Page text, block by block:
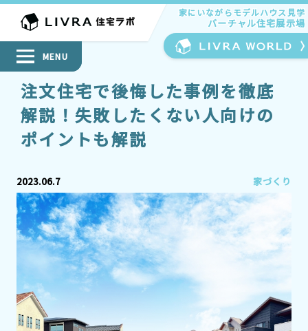
MENU
家にいながらモデルハウス見学
家にいながらモデルハウス見学
バーチャル住宅展示場
バーチャル住宅展示場
注文住宅で後悔した事例を徹底
解説！失敗したくない人向けの
ポイントも解説
2023.06.7 家づくり